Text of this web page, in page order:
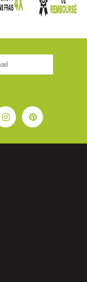
InstagramPinterest